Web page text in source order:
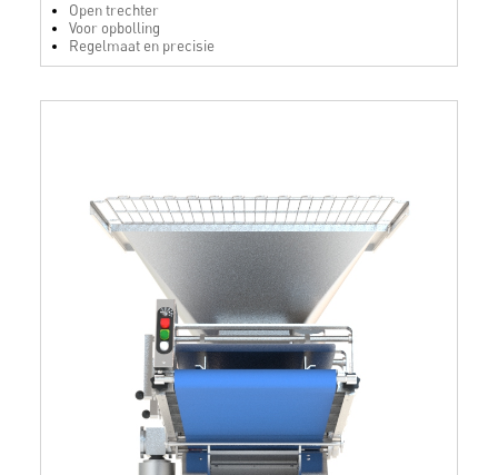
Open trechter
Voor opbolling
Regelmaat en precisie